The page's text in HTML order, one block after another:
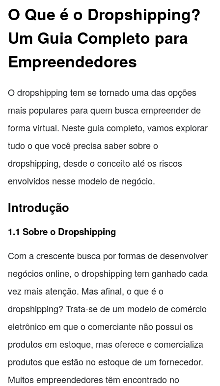
O Que é o Dropshipping?
Um Guia Completo para
Empreendedores
O dropshipping tem se tornado uma das opções
mais populares para quem busca empreender de
forma virtual. Neste guia completo, vamos explorar
tudo o que você precisa saber sobre o
dropshipping, desde o conceito até os riscos
envolvidos nesse modelo de negócio.
Introdução
1.1 Sobre o Dropshipping
Com a crescente busca por formas de desenvolver
negócios online, o dropshipping tem ganhado cada
vez mais atenção. Mas afinal, o que é o
dropshipping? Trata-se de um modelo de comércio
eletrônico em que o comerciante não possui os
produtos em estoque, mas oferece e comercializa
produtos que estão no estoque de um fornecedor.
Muitos empreendedores têm encontrado no